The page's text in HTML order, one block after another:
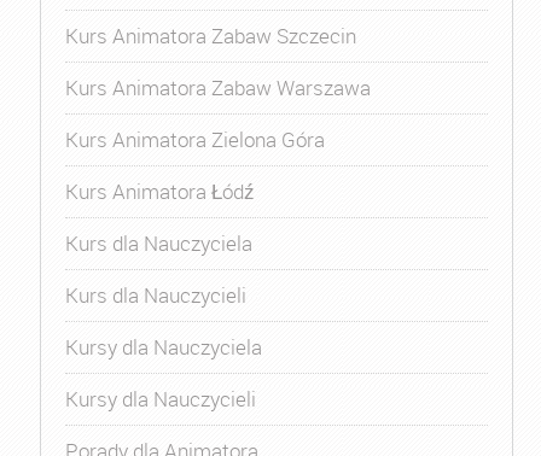
Kurs Animatora Zabaw Szczecin
Kurs Animatora Zabaw Warszawa
Kurs Animatora Zielona Góra
Kurs Animatora Łódź
Kurs dla Nauczyciela
Kurs dla Nauczycieli
Kursy dla Nauczyciela
Kursy dla Nauczycieli